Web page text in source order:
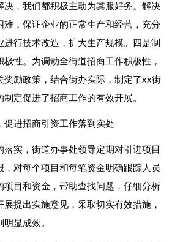
决，我们都积极主动为其服好务。解决
难，保证企业的正常生产和经营，充分
行技术改造，扩大生产规模。四是制
性。为调动全街道招商工作积极性，
奖励政策，结合街办实际，制定了xx街
定促进了招商工作的有效开展。
促进招商引资工作落到实处
落实，街道办事处领导定期对引进项目
，对每个项目和每笔资金明确跟踪人员
项目和资金，帮助查找问题，仔细分析
提出实施意见，采取切实有效措施，
显成效。